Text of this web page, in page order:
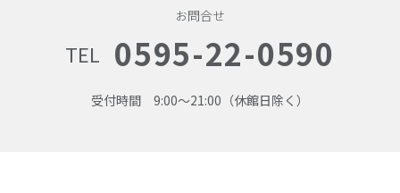
お問合せ
TEL 0595-22-0590
受付時間 9:00〜21:00（休館日除く）